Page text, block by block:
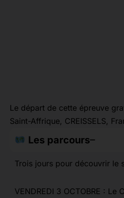
Le départ de cette épreuve
Saint-Affrique, CREISSELS,
Les parcours
Trois jours pour découvrir le
VENDREDI 3 OCTOBRE : Le